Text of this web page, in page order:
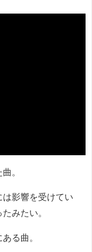
。
影響を受けてい
みたい。
る曲。